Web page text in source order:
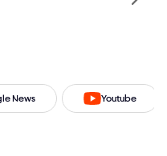
News Youtube